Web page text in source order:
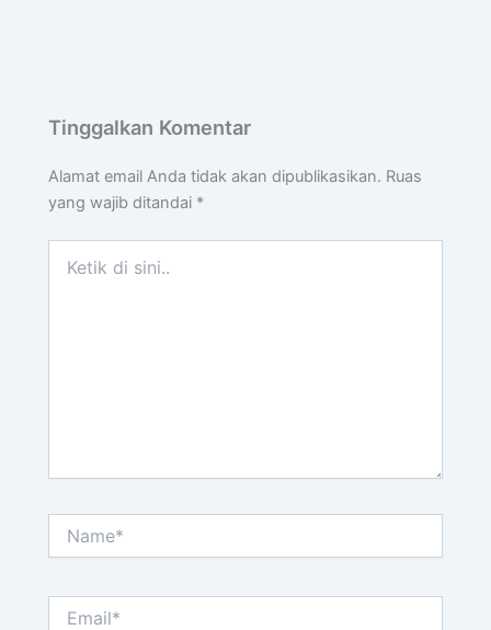
Tinggalkan Komentar
Alamat email Anda tidak akan dipublikasikan. Ruas
yang wajib ditandai *